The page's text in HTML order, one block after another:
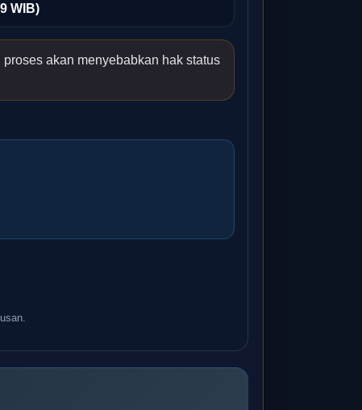
WIB)
akan menyebabkan hak status